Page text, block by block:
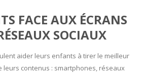
FACE AUX ÉCRANS
SOCIAUX
aider leurs enfants à tirer le meilleur
leurs contenus : smartphones, réseaux